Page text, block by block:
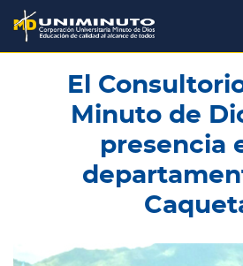
Pasar
contenido
principal
El
Minuto de
presencia